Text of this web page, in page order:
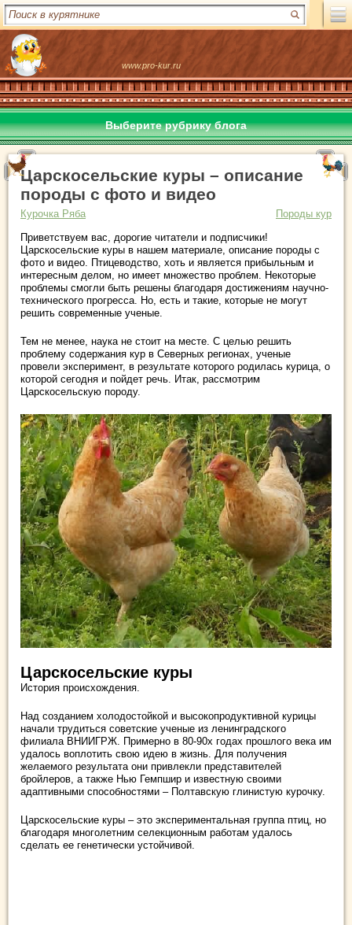
www.pro-kur.ru
Выберите рубрику блога
Царскосельские куры – описание
породы с фото и видео
Курочка Ряба
Породы кур
Приветствуем вас, дорогие читатели и подписчики!
Царскосельские куры в нашем материале, описание породы с
фото и видео. Птицеводство, хоть и является прибыльным и
интересным делом, но имеет множество проблем. Некоторые
проблемы смогли быть решены благодаря достижениям научно-
технического прогресса. Но, есть и такие, которые не могут
решить современные ученые.
Тем не менее, наука не стоит на месте. С целью решить
проблему содержания кур в Северных регионах, ученые
провели эксперимент, в результате которого родилась курица, о
которой сегодня и пойдет речь. Итак, рассмотрим
Царскосельскую породу.
Царскосельские куры
История происхождения.
Над созданием холодостойкой и высокопродуктивной курицы
начали трудиться советские ученые из ленинградского
филиала ВНИИГРЖ. Примерно в 80-90х годах прошлого века им
удалось воплотить свою идею в жизнь. Для получения
желаемого результата они привлекли представителей
бройлеров, а также Нью Гемпшир и известную своими
адаптивными способностями – Полтавскую глинистую курочку.
Царскосельские куры – это экспериментальная группа птиц, но
благодаря многолетним селекционным работам удалось
сделать ее генетически устойчивой.